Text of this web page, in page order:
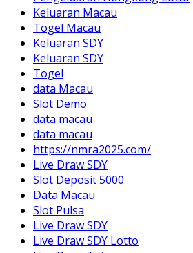
Keluaran Macau
Togel Macau
Keluaran SDY
Keluaran SDY
Togel
data Macau
Slot Demo
data macau
data macau
https://nmra2025.com/
Live Draw SDY
Slot Deposit 5000
Data Macau
Slot Pulsa
Live Draw SDY
Live Draw SDY Lotto